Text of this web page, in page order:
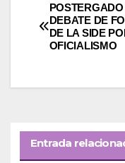
de
DEBATE DE
DE LA SIDE
OFICIALISMO
Entrada